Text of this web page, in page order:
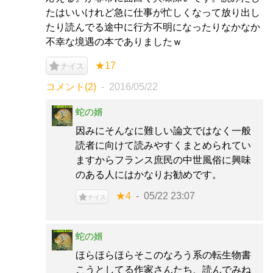
たはいいけれど急に仕事が忙しくなって放り出し
たり読んでる途中に行方不明になったりなかなか
不幸な境遇の本でありましたｗ
ナイス ★17
コメント(2) 2016/05/22
蛇の婿
因みにそんなに難しい論文ではなく一般
読者に向けて読みやすくまとめられてい
ますからフランス庶民の中世風俗に興味
のある人にはかなりお勧めです。
ナイス ★4 05/22 23:07
蛇の婿
ほらほらほらそこのなろう系の転生物書
こうとしてる作家さんたち、読んでみね